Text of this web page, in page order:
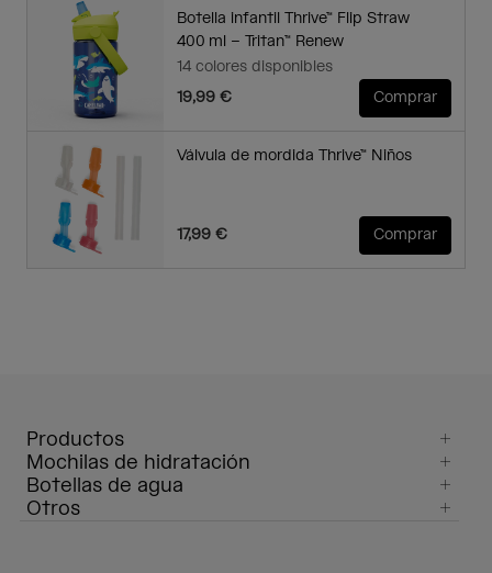
Botella infantil Thrive™ Flip Straw
400 ml – Tritan™ Renew
14 colores disponibles
19,99 €
Comprar
Válvula de mordida Thrive™ Niños
17,99 € Comprar
Productos
Mochilas de hidratación
Botellas de agua
Otros